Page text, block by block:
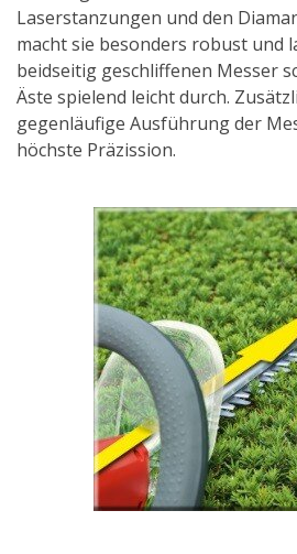
Laserstanzungen und den
macht sie besonders robust und
beidseitig geschliffenen Messer
Äste spielend leicht durch.
gegenläufige Ausführung der
höchste Präzission.